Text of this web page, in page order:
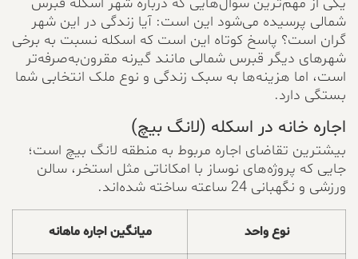
شمالی پرسیده می‌شود این است: آیا زندگی در این شهر
گران است؟ پاسخ کوتاه این است که اسکله نسبت به برخی
شهرهای دیگر قبرس شمالی مانند گیرنه مقرون‌به‌صرفه‌تر
است، اما هزینه‌ها به سبک زندگی و نوع ملک انتخابی شما
بستگی دارد.
اجاره خانه در اسکله (لانگ بیچ)
بیشترین تقاضای اجاره مربوط به منطقه لانگ بیچ است؛
جایی که پروژه‌های نوساز با امکاناتی مثل استخر، سالن
ورزشی و نگهبانی 24 ساعته ساخته شده‌اند.
نوع واحد میانگین اجاره ماهانه